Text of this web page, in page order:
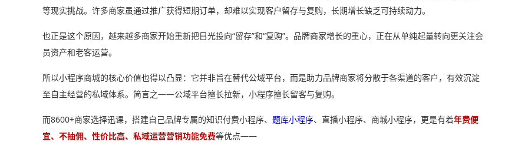
等现实挑战。许多商家虽通过推广获得短期订单，却难以实现客户留存与复购，长期增长缺乏可持续动力。
也正是这个原因，越来越多商家开始重新把目光投向“留存”和“复购”。品牌商家增长的重心，正在从单纯起量转向更关注会
员资产和老客运营。
所以小程序商城的核心价值也得以凸显：它并非旨在替代公域平台，而是助力品牌商家将分散于各渠道的客户，有效沉淀
至自主经营的私域体系。简言之——公域平台擅长拉新，小程序擅长留客与复购。
而8600+商家选择迅课，搭建自己品牌专属的知识付费小程序、 题库小程序、直播小程序、商城小程序，更是有着年费便
宜、不抽佣、性价比高、私域运营营销功能免费等优点——